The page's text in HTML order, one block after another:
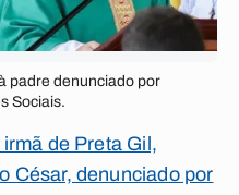
padre denunciado por
Sociais.
de Preta Gil,
César, denunciado por